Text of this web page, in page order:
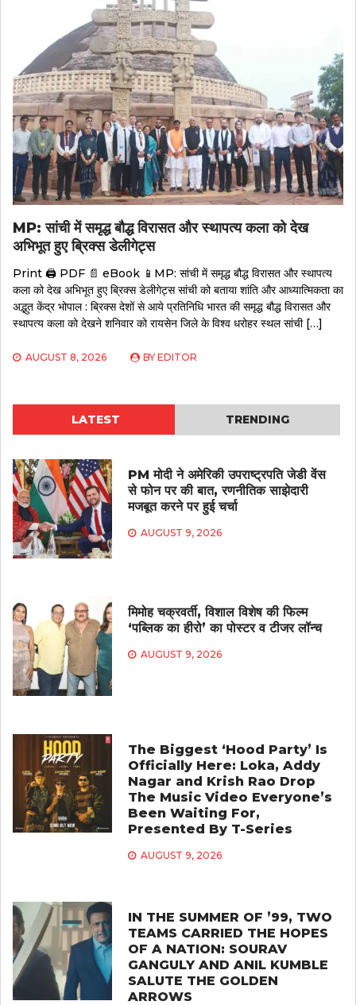
MP: सांची में समृद्ध बौद्ध विरासत और स्थापत्य कला को देख
अभिभूत हुए ब्रिक्स डेलीगेट्स
Print 🖨 PDF 📄 eBook 📱MP: सांची में समृद्ध बौद्ध विरासत और स्थापत्य
कला को देख अभिभूत हुए ब्रिक्स डेलीगेट्स सांची को बताया शांति और आध्यात्मिकता का
अद्भुत केंद्र भोपाल : ब्रिक्स देशों से आये प्रतिनिधि भारत की समृद्ध बौद्ध विरासत और
स्थापत्य कला को देखने शनिवार को रायसेन जिले के विश्व धरोहर स्थल सांची […]
AUGUST 8, 2026 BY EDITOR
LATEST TRENDING
PM मोदी ने अमेरिकी उपराष्ट्रपति जेडी वेंस
से फोन पर की बात, रणनीतिक साझेदारी
मजबूत करने पर हुई चर्चा
AUGUST 9, 2026
मिमोह चक्रवर्ती, विशाल विशेष की फिल्म
‘पब्लिक का हीरो’ का पोस्टर व टीजर लॉन्च
AUGUST 9, 2026
The Biggest ‘Hood Party’ Is
Officially Here: Loka, Addy
Nagar and Krish Rao Drop
The Music Video Everyone’s
Been Waiting For,
Presented By T-Series
AUGUST 9, 2026
IN THE SUMMER OF ’99, TWO
TEAMS CARRIED THE HOPES
OF A NATION: SOURAV
GANGULY AND ANIL KUMBLE
SALUTE THE GOLDEN
ARROWS